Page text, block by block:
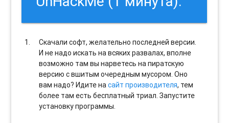
Скачали софт, желательно последней версии.
И не надо искать на всяких развалах, вполне
возможно там вы нарветесь на пиратскую
версию с вшитым очередным мусором. Оно
вам надо? Идите насайт производителя, тем
более там есть бесплатный триал. Запустите
установку программы.